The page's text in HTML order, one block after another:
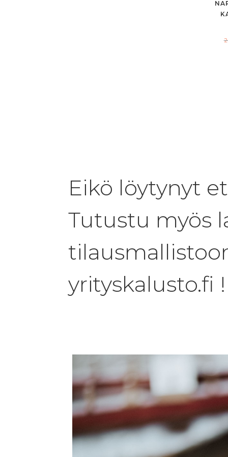
Eikö löytynyt
Tutustu myös
yrityskalusto.fi !